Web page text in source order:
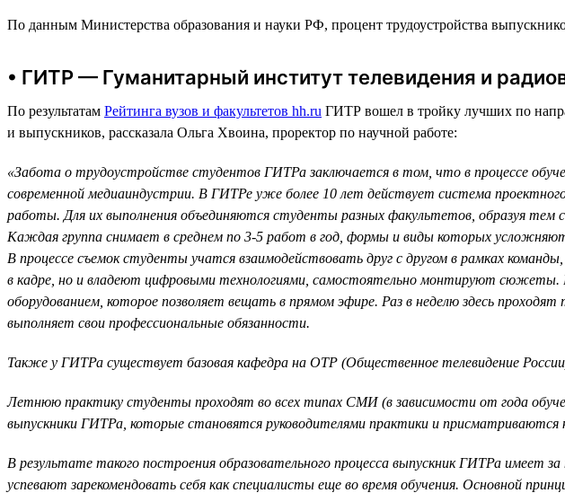
По данным Министерства образования и науки РФ, процент трудоустройства
• ГИТР — Гуманитарный институт телевидения и
По результатам Рейтинга вузов и факультетов hh.ru ГИТР вошел в тройку лучших по
и выпускников, рассказала Ольга Хвоина, проректор по научной работе:
«Забота о трудоустройстве студентов ГИТРа заключается в том, что в процессе
современной медиаиндустрии. В ГИТРе уже более 10 лет действует система
работы. Для их выполнения объединяются студенты разных факультетов, образуя
Каждая группа снимает в среднем по 3-5 работ в год, формы и виды которых
В процессе съемок студенты учатся взаимодействовать друг с другом в рамках
в кадре, но и владеют цифровыми технологиями, самостоятельно монтируют сюжеты.
оборудованием, которое позволяет вещать в прямом эфире. Раз в неделю здесь
выполняет свои профессиональные обязанности.
Также у ГИТРа существует базовая кафедра на ОТР (Общественное телевидение
Летнюю практику студенты проходят во всех типах СМИ (в зависимости от года
выпускники ГИТРа, которые становятся руководителями практики и присматриваются
В результате такого построения образовательного процесса выпускник ГИТРа
успевают зарекомендовать себя как специалисты еще во время обучения. Основной